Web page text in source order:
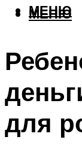
МЕНЮ
МЕНЮ
для